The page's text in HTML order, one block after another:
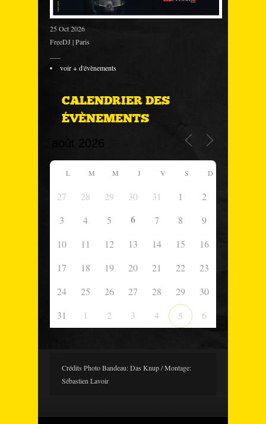
25 Oct 2026
FreeDJ | Paris
voir + d'évènements
CALENDRIER DES
ÉVÈNEMENTS
L M M J V S D
27 28 29 30 31 1
2
3
4 5 6 7 8
9
10
11 12 13 14 15
16
17
18 19 20 21 22
23
24
25 26 27 28 29
30
31
1 2 3 4 5 6
Crédits Photo Bandeau: Das Knup / Montage:
Sébastien Lavoir